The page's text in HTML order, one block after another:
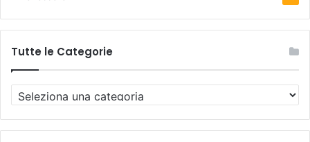
Tutte le Categorie
u
t